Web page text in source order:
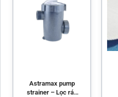
Astramax pump
strainer – Lọc rác